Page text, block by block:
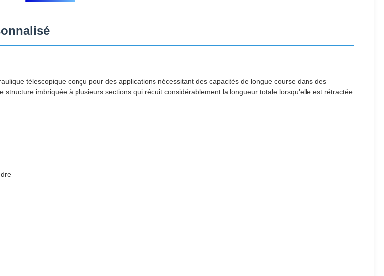
télescopique conçu pour des applications nécessitant des capacités de longue course dans des
imbriquée à plusieurs sections qui réduit considérablement la longueur totale lorsqu'elle est rétractée